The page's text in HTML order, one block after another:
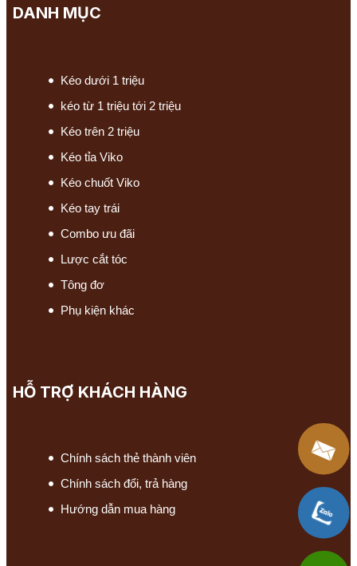
DANH MỤC
Kéo dưới 1 triệu
kéo từ 1 triệu tới 2 triệu
Kéo trên 2 triệu
Kéo tỉa Viko
Kéo chuốt Viko
Kéo tay trái
Combo ưu đãi
Lược cắt tóc
Tông đơ
Phụ kiện khác
HỖ TRỢ KHÁCH HÀNG
Chính sách thẻ thành viên
Chính sách đổi, trả hàng
Hướng dẫn mua hàng